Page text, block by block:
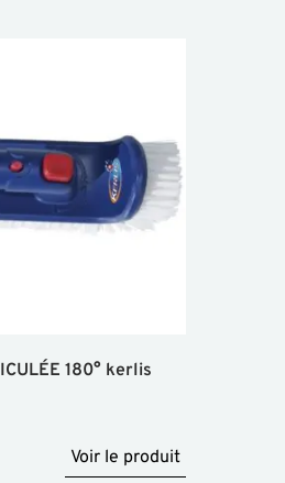
180° kerlis
Voir le produit